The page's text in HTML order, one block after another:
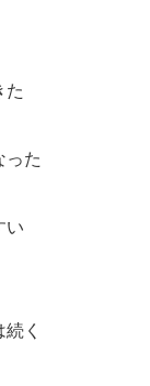
た
った
い
く